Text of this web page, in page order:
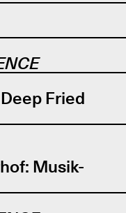
Fried
Musik-